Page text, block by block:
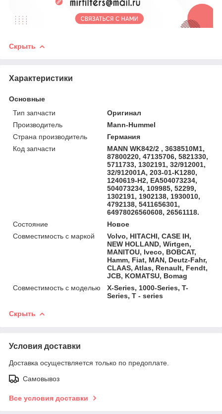
Скрыть
Характеристики
Основные
Тип запчасти
Оригинал
Производитель
Mann-Hummel
Страна производитель
Германия
Код запчасти
MANN WK842/2 , 3638510M1,
87800220, 47135706, 5821330,
5711733, 1302191, 32/912001,
32/912001A, 203-01-K1280,
1240619-H2, EA504073234,
504073234, 109985, 52299,
1302191, 1902138, 1930010,
4792138, 5411656301,
64978026560608, 26561118.
Состояние
Новое
Совместимость с маркой
Volvo, HITACHI, CASE IH,
NEW HOLLAND, Wirtgen,
MANITOU, Iveco, BOBCAT,
Hamm, Fiat, MAN, Deutz-Fahr,
CLAAS, Atlas, Renault, Fendt,
JCB, KOMATSU, Bomag
Совместимость с моделью
X-Series, 1000-Series, T-
Series, T - series
Скрыть
Условия доставки
Доставка осуществляется только по предоплате.
Самовывоз
Все условия доставки